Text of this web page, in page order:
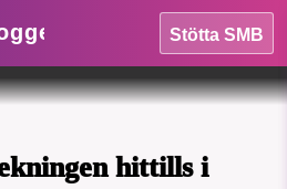
Stötta SMB
hittills i
Foto:Pixabay